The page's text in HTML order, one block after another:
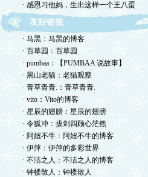
· 感恩习他妈，生出这样一个王八蛋
友好链接
· 马黑：马黑的博客
· 百草园：百草园
· pumbaa：【PUMBAA 说故事】
· 黑山老猫：老猫观察
· 青草青青.：青草青青.
· vito：Vito的博客
· 星辰的翅膀：星辰的翅膀
· 令狐冲：拔剑四顾心茫然
· 阿妞不牛：阿妞不牛的博客
· 伊萍：伊萍的多彩世界
· 不洁之人：不洁之人的博客
· 钟楼散人：钟楼散人